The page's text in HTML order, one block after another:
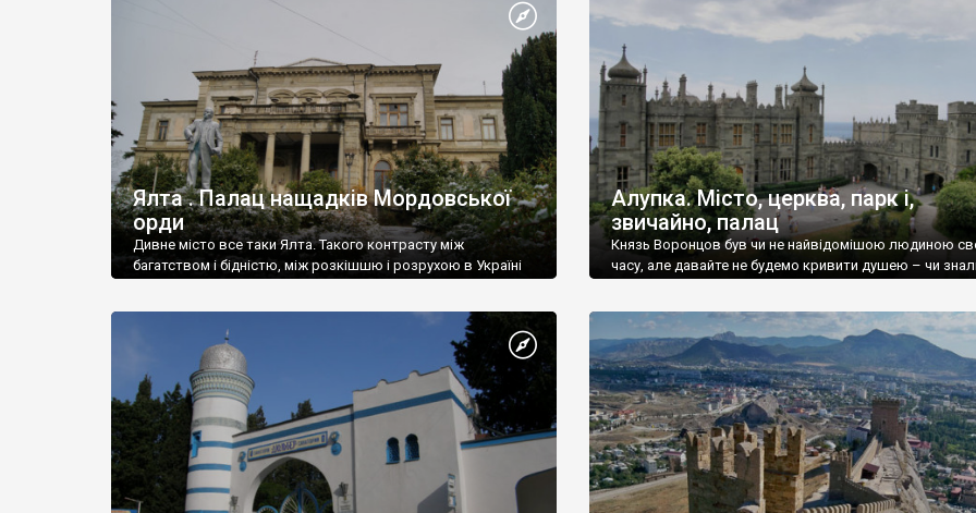
Ялта . Палац нащадків Мордовської
орди
Дивне місто все таки Ялта. Такого контрасту між
багатством і бідністю, між розкішшю і розрухою в Україні
Алупка. Місто, церква, парк і,
звичайно, палац
Князь Воронцов був чи не найвідомішою людиною
часу, але давайте не будемо кривити душею – чи